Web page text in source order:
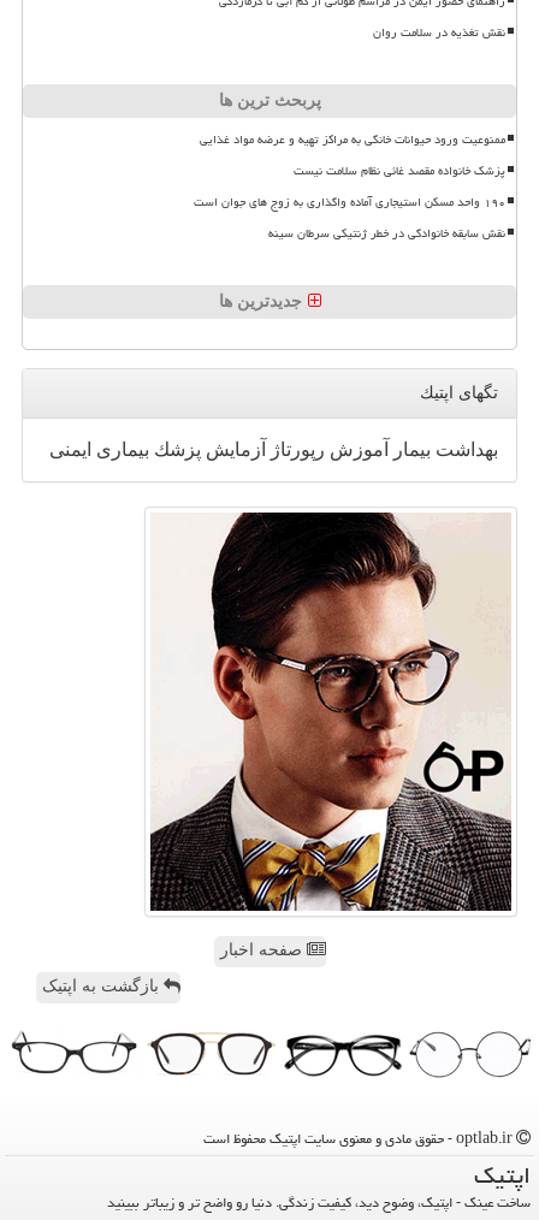
نقش تغذیه در سلامت روان
پربحث ترین ها
ممنوعیت ورود حیوانات خانگی به مراکز تهیه و عرضه مواد غذایی
پزشک خانواده مقصد غائی نظام سلامت نیست
۱۹۰ واحد مسکن استیجاری آماده واگذاری به زوج های جوان است
نقش سابقه خانوادگی در خطر ژنتیکی سرطان سینه
جدیدترین ها
تگهای اپتیك
بهداشت بیمار آموزش رپورتاژ آزمایش پزشك بیماری ایمنی
صفحه اخبار
بازگشت به اپتیک
اپتیك
ساخت عینک - اپتیک، وضوح دید، کیفیت زندگی. دنیا رو واضح تر و زیباتر ببینید